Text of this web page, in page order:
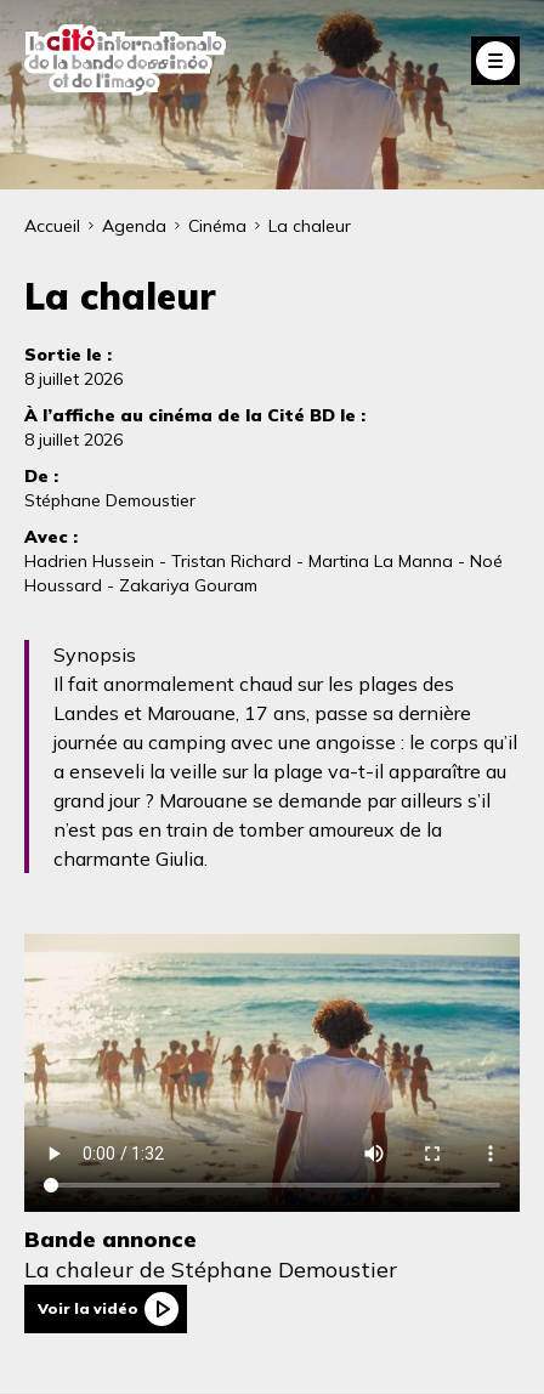
Aller
contenu
principal
Fil
Accueil Agenda Cinéma La chaleur
La chaleur
Sortie le :
8 juillet 2026
À l’affiche au cinéma de la Cité BD le :
8 juillet 2026
De :
Stéphane Demoustier
Avec :
Hadrien Hussein - Tristan Richard - Martina La Manna - Noé
Houssard - Zakariya Gouram
Synopsis
Il fait anormalement chaud sur les plages des
Landes et Marouane, 17 ans, passe sa dernière
journée au camping avec une angoisse : le corps qu’il
a enseveli la veille sur la plage va-t-il apparaître au
grand jour ? Marouane se demande par ailleurs s’il
n’est pas en train de tomber amoureux de la
charmante Giulia.
Bande annonce
La chaleur de Stéphane Demoustier
Voir la vidéo